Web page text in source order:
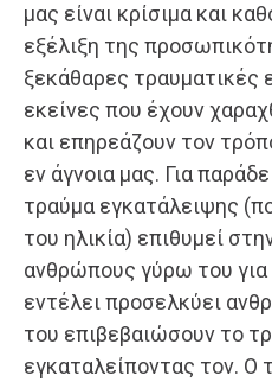
μας είναι κρίσιμα και
εξέλιξη της
ξεκάθαρες τραυματικές
εκείνες που έχουν
και επηρεάζουν τον
εν άγνοια μας. Για
τραύμα εγκατάλειψης
του ηλικία) επιθυμεί
ανθρώπους γύρω του για
εντέλει προσελκύει
του επιβεβαιώσουν το
εγκαταλείποντας τον. Ο